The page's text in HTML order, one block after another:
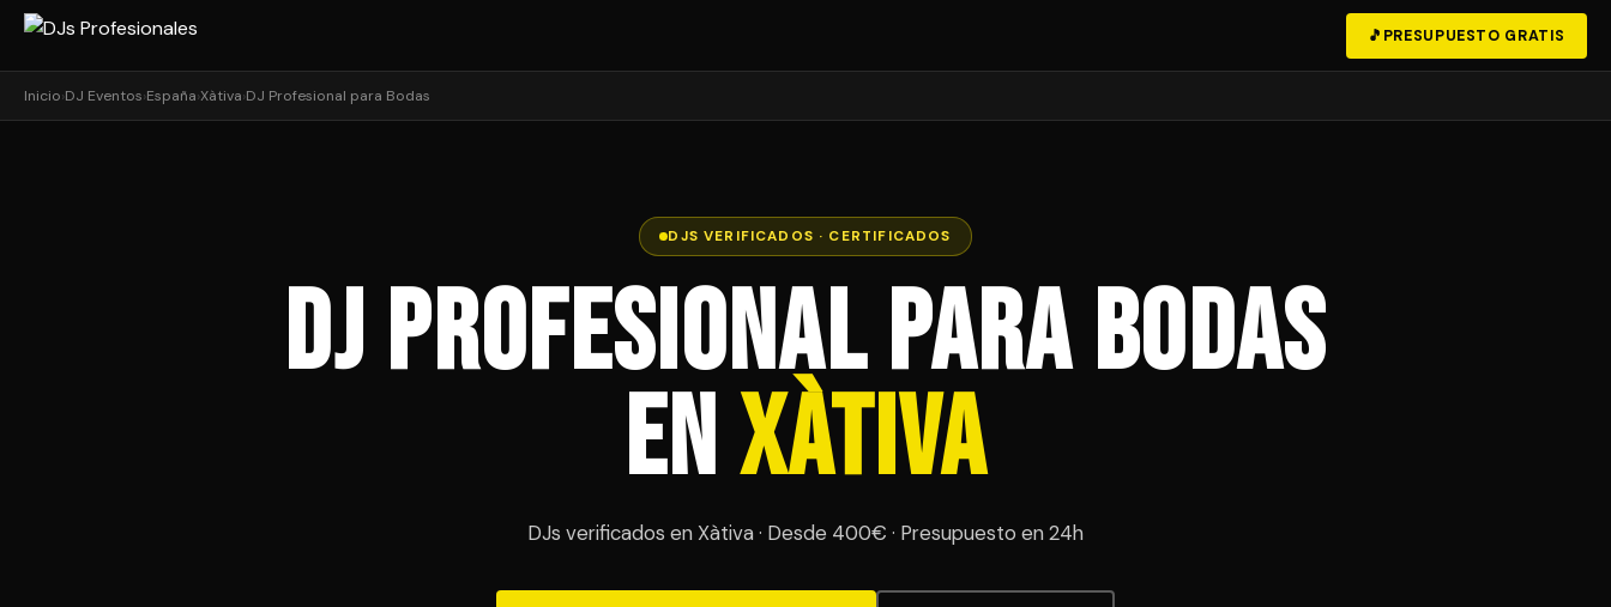
🎵 PRESUPUESTO GRATIS
Inicio›DJ Eventos›España›Xàtiva›DJ Profesional para Bodas
DJS VERIFICADOS · CERTIFICADOS
DJ Profesional para Bodas
enXàtiva
DJs verificados en Xàtiva · Desde 400€ · Presupuesto en 24h